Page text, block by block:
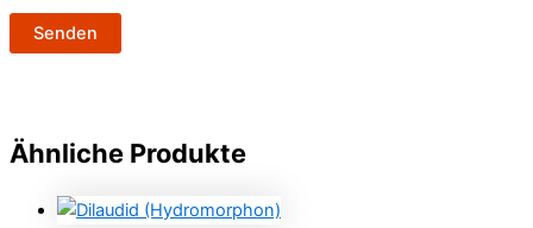
Ähnliche Produkte